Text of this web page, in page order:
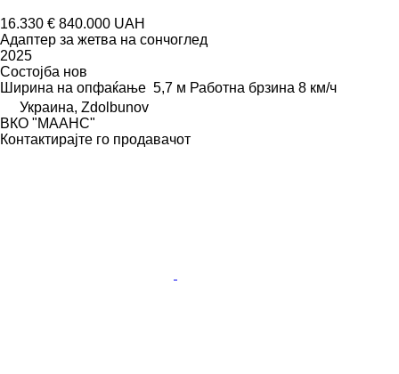
16.330 € 840.000 UAH
Адаптер за жетва на сончоглед
2025
Состојба нов
Ширина на опфаќање 5,7 м Работна брзина 8 км/ч
Украина, Zdolbunov
ВКО "МААНС"
Контактирајте го продавачот